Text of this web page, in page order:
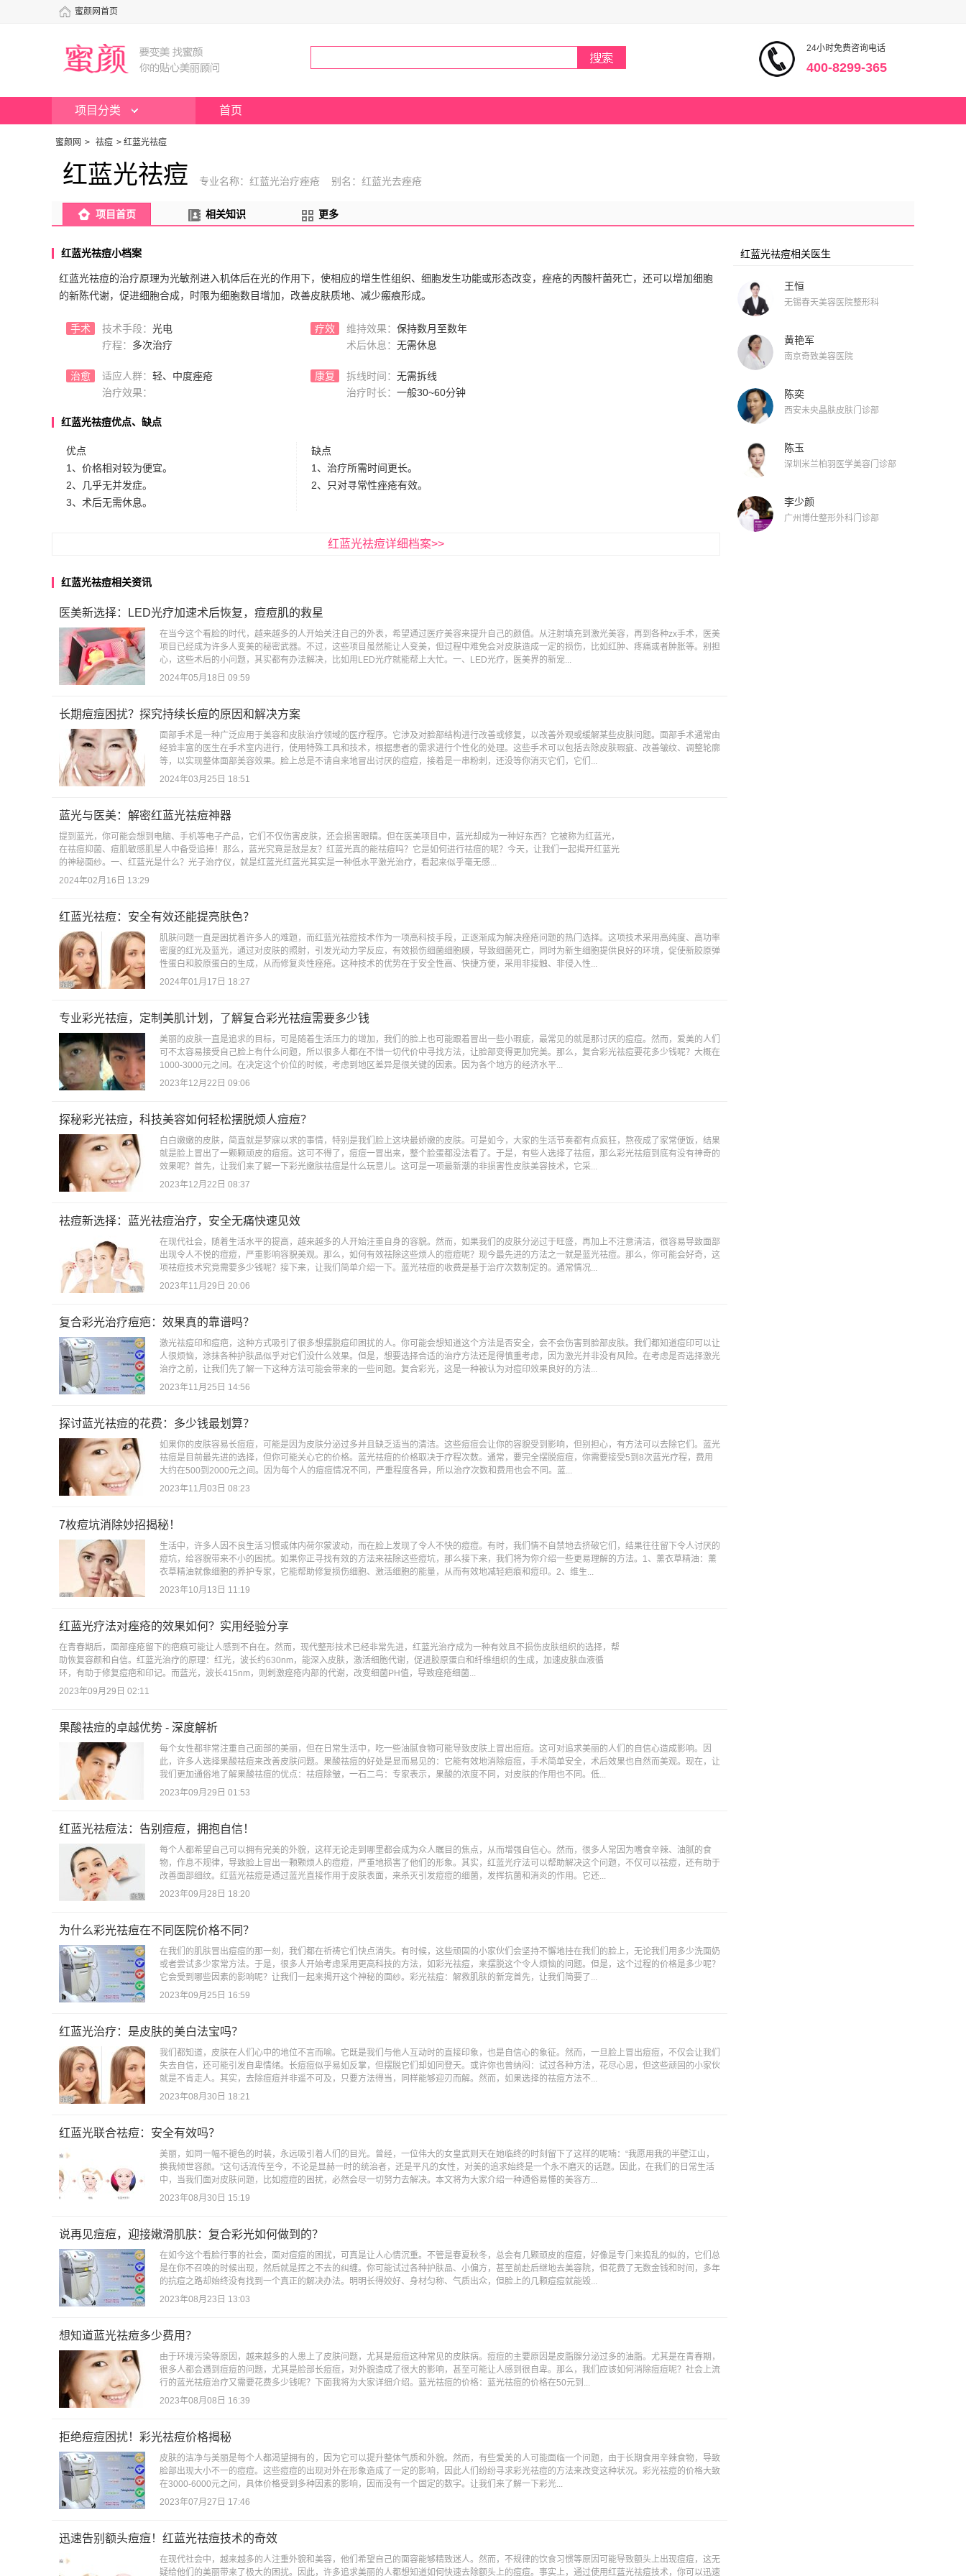
蜜颜网首页
24小时免费咨询电话
400-8299-365
项目分类 首页
蜜颜网 > 祛痘 > 红蓝光祛痘
红蓝光祛痘 专业名称：红蓝光治疗痤疮 别名：红蓝光去痤疮
项目首页 相关知识 更多
红蓝光祛痘小档案
红蓝光祛痘的治疗原理为光敏剂进入机体后在光的作用下，使相应的增生性组织、细胞发生功能或形态改变，痤疮的丙酸杆菌死亡，还可以增加细胞
的新陈代谢，促进细胞合成，时限为细胞数目增加，改善皮肤质地、减少瘢痕形成。
手术 技术手段： 光电
疗程： 多次治疗
疗效 维持效果： 保持数月至数年
术后休息： 无需休息
治愈 适应人群： 轻、中度痤疮
治疗效果：
康复 拆线时间： 无需拆线
治疗时长： 一般30~60分钟
红蓝光祛痘优点、缺点
优点
1、价格相对较为便宜。
2、几乎无并发症。
3、术后无需休息。
缺点
1、治疗所需时间更长。
2、只对寻常性痤疮有效。
红蓝光祛痘详细档案>>
红蓝光祛痘相关资讯
医美新选择：LED光疗加速术后恢复，痘痘肌的救星
在当今这个看脸的时代，越来越多的人开始关注自己的外表，希望通过医疗美容来提升自己的颜值。从注射填充到激光美容，再到各种zx手术，医美
项目已经成为许多人变美的秘密武器。不过，这些项目虽然能让人变美，但过程中难免会对皮肤造成一定的损伤，比如红肿、疼痛或者肿胀等。别担
心，这些术后的小问题，其实都有办法解决，比如用LED光疗就能帮上大忙。一、LED光疗，医美界的新宠...
2024年05月18日 09:59
长期痘痘困扰？探究持续长痘的原因和解决方案
面部手术是一种广泛应用于美容和皮肤治疗领域的医疗程序。它涉及对脸部结构进行改善或修复，以改善外观或缓解某些皮肤问题。面部手术通常由
经验丰富的医生在手术室内进行，使用特殊工具和技术，根据患者的需求进行个性化的处理。这些手术可以包括去除皮肤瑕疵、改善皱纹、调整轮廓
等，以实现整体面部美容效果。脸上总是不请自来地冒出讨厌的痘痘，接着是一串粉刺，还没等你消灭它们，它们...
2024年03月25日 18:51
蓝光与医美：解密红蓝光祛痘神器
提到蓝光，你可能会想到电脑、手机等电子产品，它们不仅伤害皮肤，还会损害眼睛。但在医美项目中，蓝光却成为一种好东西？它被称为红蓝光，
在祛痘抑菌、痘肌敏感肌星人中备受追捧！那么，蓝光究竟是敌是友？红蓝光真的能祛痘吗？它是如何进行祛痘的呢？今天，让我们一起揭开红蓝光
的神秘面纱。一、红蓝光是什么？光子治疗仪，就是红蓝光红蓝光其实是一种低水平激光治疗，看起来似乎毫无感...
2024年02月16日 13:29
红蓝光祛痘：安全有效还能提亮肤色？
肌肤问题一直是困扰着许多人的难题，而红蓝光祛痘技术作为一项高科技手段，正逐渐成为解决痤疮问题的热门选择。这项技术采用高纯度、高功率
密度的红光及蓝光，通过对皮肤的照射，引发光动力学反应，有效损伤细菌细胞膜，导致细菌死亡，同时为新生细胞提供良好的环境，促使新胶原弹
性蛋白和胶原蛋白的生成，从而修复炎性痤疮。这种技术的优势在于安全性高、快捷方便，采用非接触、非侵入性...
2024年01月17日 18:27
专业彩光祛痘，定制美肌计划，了解复合彩光祛痘需要多少钱
美丽的皮肤一直是追求的目标，可是随着生活压力的增加，我们的脸上也可能跟着冒出一些小瑕疵，最常见的就是那讨厌的痘痘。然而，爱美的人们
可不太容易接受自己脸上有什么问题，所以很多人都在不惜一切代价中寻找方法，让脸部变得更加完美。那么，复合彩光祛痘要花多少钱呢？大概在
1000-3000元之间。在决定这个价位的时候，考虑到地区差异是很关键的因素。因为各个地方的经济水平...
2023年12月22日 09:06
探秘彩光祛痘，科技美容如何轻松摆脱烦人痘痘？
白白嫩嫩的皮肤，简直就是梦寐以求的事情，特别是我们脸上这块最娇嫩的皮肤。可是如今，大家的生活节奏都有点疯狂，熬夜成了家常便饭，结果
就是脸上冒出了一颗颗顽皮的痘痘。这可不得了，痘痘一冒出来，整个脸蛋都没法看了。于是，有些人选择了祛痘，那么彩光祛痘到底有没有神奇的
效果呢？首先，让我们来了解一下彩光嫩肤祛痘是什么玩意儿。这可是一项最新潮的非损害性皮肤美容技术，它采...
2023年12月22日 08:37
祛痘新选择：蓝光祛痘治疗，安全无痛快速见效
在现代社会，随着生活水平的提高，越来越多的人开始注重自身的容貌。然而，如果我们的皮肤分泌过于旺盛，再加上不注意清洁，很容易导致面部
出现令人不悦的痘痘，严重影响容貌美观。那么，如何有效祛除这些烦人的痘痘呢？现今最先进的方法之一就是蓝光祛痘。那么，你可能会好奇，这
项祛痘技术究竟需要多少钱呢？接下来，让我们简单介绍一下。蓝光祛痘的收费是基于治疗次数制定的。通常情况...
2023年11月29日 20:06
复合彩光治疗痘疤：效果真的靠谱吗？
激光祛痘印和痘疤，这种方式吸引了很多想摆脱痘印困扰的人。你可能会想知道这个方法是否安全，会不会伤害到脸部皮肤。我们都知道痘印可以让
人很烦恼，涂抹各种护肤品似乎对它们没什么效果。但是，想要选择合适的治疗方法还是得慎重考虑，因为激光并非没有风险。在考虑是否选择激光
治疗之前，让我们先了解一下这种方法可能会带来的一些问题。复合彩光，这是一种被认为对痘印效果良好的方法...
2023年11月25日 14:56
探讨蓝光祛痘的花费：多少钱最划算？
如果你的皮肤容易长痘痘，可能是因为皮肤分泌过多并且缺乏适当的清洁。这些痘痘会让你的容貌受到影响，但别担心，有方法可以去除它们。蓝光
祛痘是目前最先进的选择，但你可能关心它的价格。蓝光祛痘的价格取决于疗程次数。通常，要完全摆脱痘痘，你需要接受5到8次蓝光疗程，费用
大约在500到2000元之间。因为每个人的痘痘情况不同，严重程度各异，所以治疗次数和费用也会不同。蓝...
2023年11月03日 08:23
7枚痘坑消除妙招揭秘！
生活中，许多人因不良生活习惯或体内荷尔蒙波动，而在脸上发现了令人不快的痘痘。有时，我们情不自禁地去挤破它们，结果往往留下令人讨厌的
痘坑，给容貌带来不小的困扰。如果你正寻找有效的方法来祛除这些痘坑，那么接下来，我们将为你介绍一些更易理解的方法。1、薰衣草精油：薰
衣草精油就像细胞的养护专家，它能帮助修复损伤细胞、激活细胞的能量，从而有效地减轻疤痕和痘印。2、维生...
2023年10月13日 11:19
红蓝光疗法对痤疮的效果如何？实用经验分享
在青春期后，面部痤疮留下的疤痕可能让人感到不自在。然而，现代整形技术已经非常先进，红蓝光治疗成为一种有效且不损伤皮肤组织的选择，帮
助恢复容颜和自信。红蓝光治疗的原理：红光，波长约630nm，能深入皮肤，激活细胞代谢，促进胶原蛋白和纤维组织的生成，加速皮肤血液循
环，有助于修复痘疤和印记。而蓝光，波长415nm，则刺激痤疮内部的代谢，改变细菌PH值，导致痤疮细菌...
2023年09月29日 02:11
果酸祛痘的卓越优势 - 深度解析
每个女性都非常注重自己面部的美丽，但在日常生活中，吃一些油腻食物可能导致皮肤上冒出痘痘。这可对追求美丽的人们的自信心造成影响。因
此，许多人选择果酸祛痘来改善皮肤问题。果酸祛痘的好处是显而易见的：它能有效地消除痘痘，手术简单安全，术后效果也自然而美观。现在，让
我们更加通俗地了解果酸祛痘的优点：祛痘除皱，一石二鸟：专家表示，果酸的浓度不同，对皮肤的作用也不同。低...
2023年09月29日 01:53
红蓝光祛痘法：告别痘痘，拥抱自信！
每个人都希望自己可以拥有完美的外貌，这样无论走到哪里都会成为众人瞩目的焦点，从而增强自信心。然而，很多人常因为嗜食辛辣、油腻的食
物，作息不规律，导致脸上冒出一颗颗烦人的痘痘，严重地损害了他们的形象。其实，红蓝光疗法可以帮助解决这个问题，不仅可以祛痘，还有助于
改善面部细纹。红蓝光祛痘是通过蓝光直接作用于皮肤表面，来杀灭引发痘痘的细菌，发挥抗菌和消炎的作用。它还...
2023年09月28日 18:20
为什么彩光祛痘在不同医院价格不同？
在我们的肌肤冒出痘痘的那一刻，我们都在祈祷它们快点消失。有时候，这些顽固的小家伙们会坚持不懈地挂在我们的脸上，无论我们用多少洗面奶
或者尝试多少家常方法。于是，很多人开始考虑采用更高科技的方法，如彩光祛痘，来摆脱这个令人烦恼的问题。但是，这个过程的价格是多少呢？
它会受到哪些因素的影响呢？让我们一起来揭开这个神秘的面纱。彩光祛痘：解救肌肤的新宠首先，让我们简要了...
2023年09月25日 16:59
红蓝光治疗：是皮肤的美白法宝吗？
我们都知道，皮肤在人们心中的地位不言而喻。它既是我们与他人互动时的直接印象，也是自信心的象征。然而，一旦脸上冒出痘痘，不仅会让我们
失去自信，还可能引发自卑情绪。长痘痘似乎易如反掌，但摆脱它们却如同登天。或许你也曾纳闷：试过各种方法，花尽心思，但这些顽固的小家伙
就是不肯走人。其实，去除痘痘并非遥不可及，只要方法得当，同样能够迎刃而解。然而，如果选择的祛痘方法不...
2023年08月30日 18:21
红蓝光联合祛痘：安全有效吗？
美丽，如同一幅不褪色的时装，永远吸引着人们的目光。曾经，一位伟大的女皇武则天在她临终的时刻留下了这样的呢喃：“我愿用我的半壁江山，
换我倾世容颜。”这句话流传至今，不论是显赫一时的统治者，还是平凡的女性，对美的追求始终是一个永不磨灭的话题。因此，在我们的日常生活
中，当我们面对皮肤问题，比如痘痘的困扰，必然会尽一切努力去解决。本文将为大家介绍一种通俗易懂的美容方...
2023年08月30日 15:19
说再见痘痘，迎接嫩滑肌肤：复合彩光如何做到的？
在如今这个看脸行事的社会，面对痘痘的困扰，可真是让人心情沉重。不管是春夏秋冬，总会有几颗顽皮的痘痘，好像是专门来捣乱的似的，它们总
是在你不召唤的时候出现，然后就是挥之不去的纠缠。你可能试过各种护肤品、小偏方，甚至前赴后继地去美容院，但花费了无数金钱和时间，多年
的抗痘之路却始终没有找到一个真正的解决办法。明明长得姣好、身材匀称、气质出众，但脸上的几颗痘痘就能毁...
2023年08月23日 13:03
想知道蓝光祛痘多少费用？
由于环境污染等原因，越来越多的人患上了皮肤问题，尤其是痘痘这种常见的皮肤病。痘痘的主要原因是皮脂腺分泌过多的油脂。尤其是在青春期，
很多人都会遇到痘痘的问题，尤其是脸部长痘痘，对外貌造成了很大的影响，甚至可能让人感到很自卑。那么，我们应该如何消除痘痘呢？社会上流
行的蓝光祛痘治疗又需要花费多少钱呢？下面我将为大家详细介绍。蓝光祛痘的价格：蓝光祛痘的价格在50元到...
2023年08月08日 16:39
拒绝痘痘困扰！彩光祛痘价格揭秘
皮肤的洁净与美丽是每个人都渴望拥有的，因为它可以提升整体气质和外貌。然而，有些爱美的人可能面临一个问题，由于长期食用辛辣食物，导致
脸部出现大小不一的痘痘。这些痘痘的出现对外在形象造成了一定的影响，因此人们纷纷寻求彩光祛痘的方法来改变这种状况。彩光祛痘的价格大致
在3000-6000元之间，具体价格受到多种因素的影响，因而没有一个固定的数字。让我们来了解一下彩光...
2023年07月27日 17:46
迅速告别额头痘痘！红蓝光祛痘技术的奇效
在现代社会中，越来越多的人注重外貌和美容，他们希望自己的面容能够精致迷人。然而，不规律的饮食习惯等原因可能导致额头上出现痘痘，这无
疑给他们的美丽带来了极大的困扰。因此，许多追求美丽的人都想知道如何快速去除额头上的痘痘。事实上，通过使用红蓝光祛痘技术，你可以迅速
红蓝光祛痘相关医生
王恒
无锡春天美容医院整形科
黄艳军
南京奇致美容医院
陈奕
西安未央晶肤皮肤门诊部
陈玉
深圳米兰柏羽医学美容门诊部
李少颜
广州博仕整形外科门诊部